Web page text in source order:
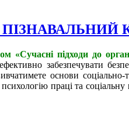
підходи до
забезпечувати
основи соціально-
праці та